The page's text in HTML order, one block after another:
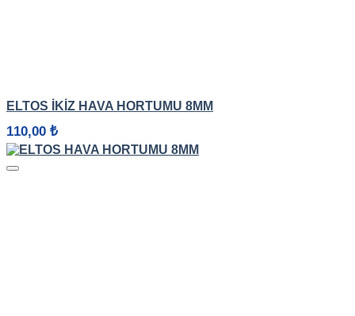
ELTOS İKIZ HAVA HORTUMU 8MM
110,00 ₺